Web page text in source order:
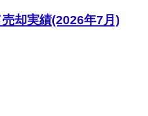
却実績(2026年7月)